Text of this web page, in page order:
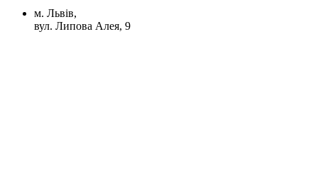
м. Львів,
вул. Липова Алея, 9